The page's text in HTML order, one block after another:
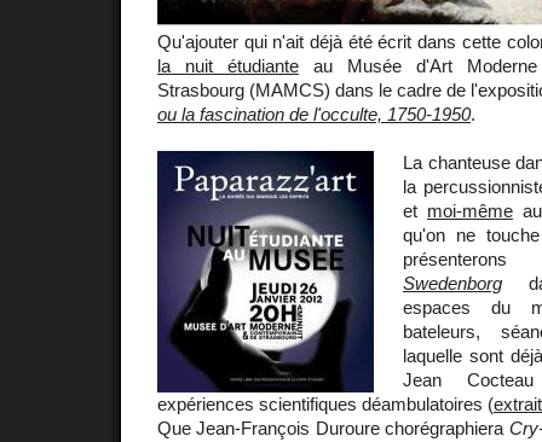
Qu'ajouter qui n'ait déjà été écrit dans cette
la nuit étudiante au Musée d'Art
Strasbourg (MAMCS) dans le cadre de
ou la fascination de l'occulte, 1750-1950.
La chanteuse
la
et moi-même
qu'on ne
Swedenborg
espaces du
bateleurs,
laquelle sont
Jean
expériences scientifiques déambulatoires (
Que Jean-François Duroure chorégraphiera